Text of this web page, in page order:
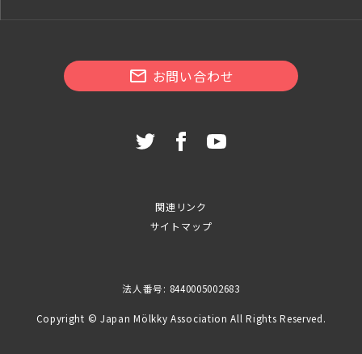
お問い合わせ
関連リンク
サイトマップ
法人番号: 8440005002683
Copyright © Japan Mölkky Association All Rights Reserved.